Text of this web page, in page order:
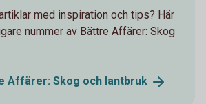
med inspiration och tips? Här
nummer av Bättre Affärer: Skog
Affärer: Skog och lantbruk